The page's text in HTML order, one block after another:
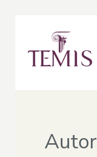
Autor